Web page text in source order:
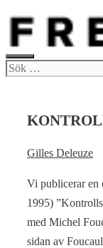
Hoppa
innehåll
MENY
Sök
Gilles Deleuze
Vi publicerar en
1995)
med Michel
sidan av